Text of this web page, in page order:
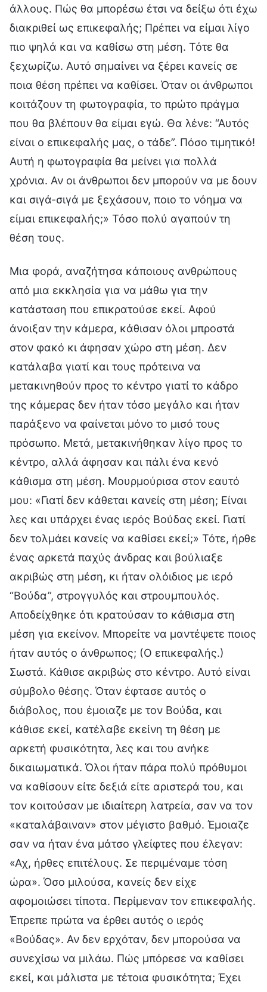
άλλους. Πώς θα μπορέσω έτσι να δείξω ότι έχω
διακριθεί ως επικεφαλής; Πρέπει να είμαι λίγο
πιο ψηλά και να καθίσω στη μέση. Τότε θα
ξεχωρίζω. Αυτό σημαίνει να ξέρει κανείς σε
ποια θέση πρέπει να καθίσει. Όταν οι άνθρωποι
κοιτάζουν τη φωτογραφία, το πρώτο πράγμα
που θα βλέπουν θα είμαι εγώ. Θα λένε: “Αυτός
είναι ο επικεφαλής μας, ο τάδε”. Πόσο τιμητικό!
Αυτή η φωτογραφία θα μείνει για πολλά
χρόνια. Αν οι άνθρωποι δεν μπορούν να με δουν
και σιγά-σιγά με ξεχάσουν, ποιο το νόημα να
είμαι επικεφαλής;» Τόσο πολύ αγαπούν τη
θέση τους.
Μια φορά, αναζήτησα κάποιους ανθρώπους
από μια εκκλησία για να μάθω για την
κατάσταση που επικρατούσε εκεί. Αφού
άνοιξαν την κάμερα, κάθισαν όλοι μπροστά
στον φακό κι άφησαν χώρο στη μέση. Δεν
κατάλαβα γιατί και τους πρότεινα να
μετακινηθούν προς το κέντρο γιατί το κάδρο
της κάμερας δεν ήταν τόσο μεγάλο και ήταν
παράξενο να φαίνεται μόνο το μισό τους
πρόσωπο. Μετά, μετακινήθηκαν λίγο προς το
κέντρο, αλλά άφησαν και πάλι ένα κενό
κάθισμα στη μέση. Μουρμούρισα στον εαυτό
μου: «Γιατί δεν κάθεται κανείς στη μέση; Είναι
λες και υπάρχει ένας ιερός Βούδας εκεί. Γιατί
δεν τολμάει κανείς να καθίσει εκεί;» Τότε, ήρθε
ένας αρκετά παχύς άνδρας και βούλιαξε
ακριβώς στη μέση, κι ήταν ολόιδιος με ιερό
“Βούδα”, στρογγυλός και στρουμπουλός.
Αποδείχθηκε ότι κρατούσαν το κάθισμα στη
μέση για εκείνον. Μπορείτε να μαντέψετε ποιος
ήταν αυτός ο άνθρωπος; (Ο επικεφαλής.)
Σωστά. Κάθισε ακριβώς στο κέντρο. Αυτό είναι
σύμβολο θέσης. Όταν έφτασε αυτός ο
διάβολος, που έμοιαζε με τον Βούδα, και
κάθισε εκεί, κατέλαβε εκείνη τη θέση με
αρκετή φυσικότητα, λες και του ανήκε
δικαιωματικά. Όλοι ήταν πάρα πολύ πρόθυμοι
να καθίσουν είτε δεξιά είτε αριστερά του, και
τον κοιτούσαν με ιδιαίτερη λατρεία, σαν να τον
«καταλάβαιναν» στον μέγιστο βαθμό. Έμοιαζε
σαν να ήταν ένα μάτσο γλείφτες που έλεγαν:
«Αχ, ήρθες επιτέλους. Σε περιμέναμε τόση
ώρα». Όσο μιλούσα, κανείς δεν είχε
αφομοιώσει τίποτα. Περίμεναν τον επικεφαλής.
Έπρεπε πρώτα να έρθει αυτός ο ιερός
«Βούδας». Αν δεν ερχόταν, δεν μπορούσα να
συνεχίσω να μιλάω. Πώς μπόρεσε να καθίσει
εκεί, και μάλιστα με τέτοια φυσικότητα; Έχει